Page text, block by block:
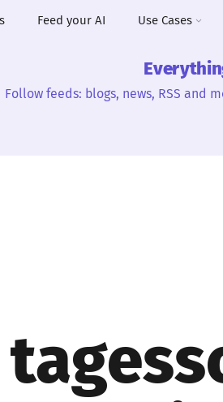
Feed your AI Use Cases
Follow feeds: blogs, news, RSS and